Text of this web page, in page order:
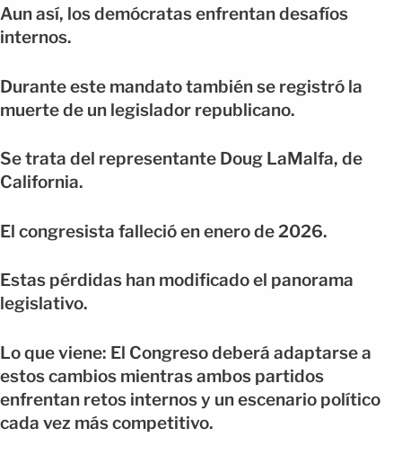
Aun así, los demócratas enfrentan desafíos
internos.
Durante este mandato también se registró la
muerte de un legislador republicano.
Se trata del representante Doug LaMalfa, de
California.
El congresista falleció en enero de 2026.
Estas pérdidas han modificado el panorama
legislativo.
Lo que viene: El Congreso deberá adaptarse a
estos cambios mientras ambos partidos
enfrentan retos internos y un escenario político
cada vez más competitivo.